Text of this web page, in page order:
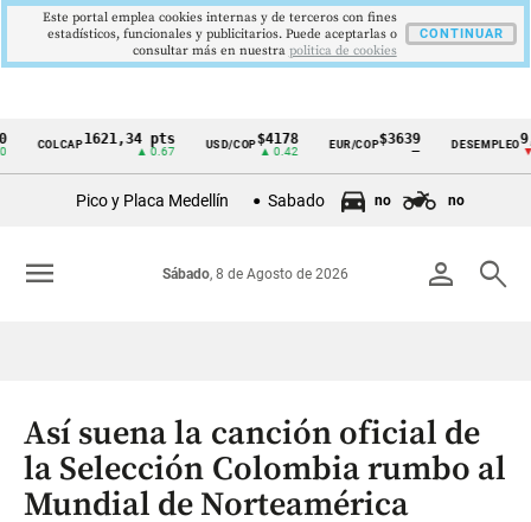
Cintillo
Colombia
1621,34 pts USD/COP$4178
▲ 0.42
EUR/COP$3639
—
DESEMPLEO9,9 %
▼ 0.30
Pico y Placa Medellín Sabado no no
person search
Sábado, 8 de Agosto de 2026
menu
Así suena la canción oficial de
la Selección Colombia rumbo al
Mundial de Norteamérica
Este portal emplea cookies internas y de terceros con fines
estadísticos, funcionales y publicitarios. Puede aceptarlas o
consultar más en nuestra politica de cookies
CONTINUAR